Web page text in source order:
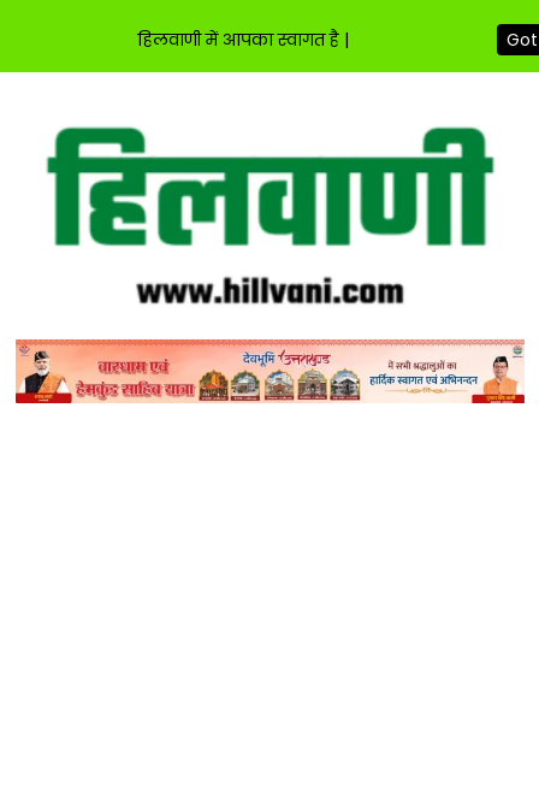
content
हिलवाणी में आपका स्वागत है |